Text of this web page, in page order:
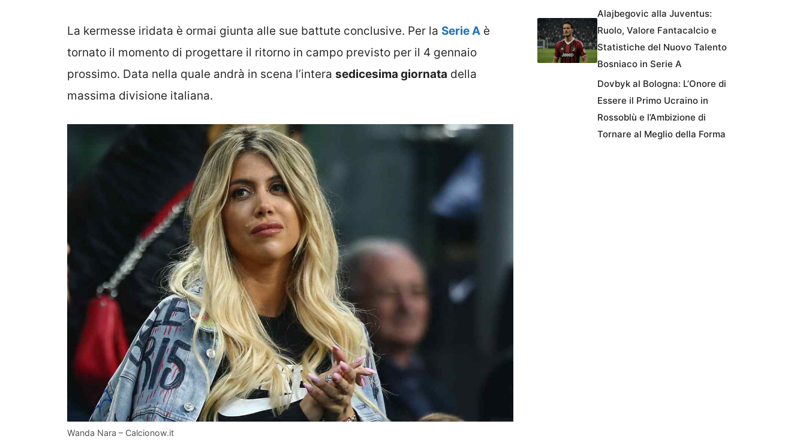
La kermesse iridata è ormai giunta alle sue battute conclusive. Per la Serie A è
tornato il momento di progettare il ritorno in campo previsto per il 4 gennaio
prossimo. Data nella quale andrà in scena l’intera sedicesima giornata della
massima divisione italiana.
Wanda Nara – Calcionow.it
Alajbegovic alla Juventus:
Ruolo, Valore Fantacalcio e
Statistiche del Nuovo Talento
Bosniaco in Serie A
Dovbyk al Bologna: L’Onore di
Essere il Primo Ucraino in
Rossoblù e l’Ambizione di
Tornare al Meglio della Forma